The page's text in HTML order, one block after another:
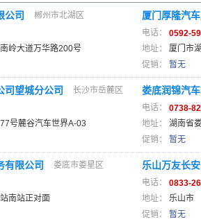
公司
郴州市北湖区
岭大道万华路200号
厦门厚隆汽
电话：
0592-
地址：
厦门市
促销：
暂无
司望城分公司
长沙市岳麓区
号麓谷汽车世界A-03
娄底润锦汽
电话：
0738-
地址：
湖南省
促销：
暂无
有限公司
娄底市娄星区
南站正对面
乐山万友长
电话：
0833-
地址：
乐山市
促销：
暂无